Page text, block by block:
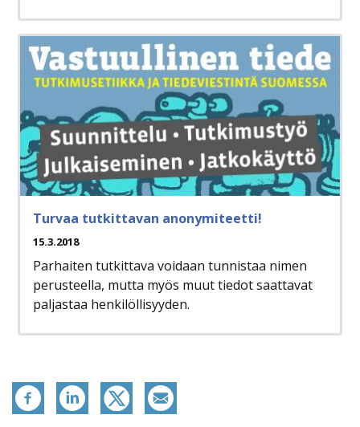
Turvaa tutkittavan anonymiteetti!
15.3.2018
Parhaiten tutkittava voidaan tunnistaa nimen
perusteella, mutta myös muut tiedot saattavat
paljastaa henkilöllisyyden.